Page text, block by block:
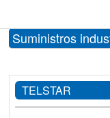
Suministros
TELSTAR